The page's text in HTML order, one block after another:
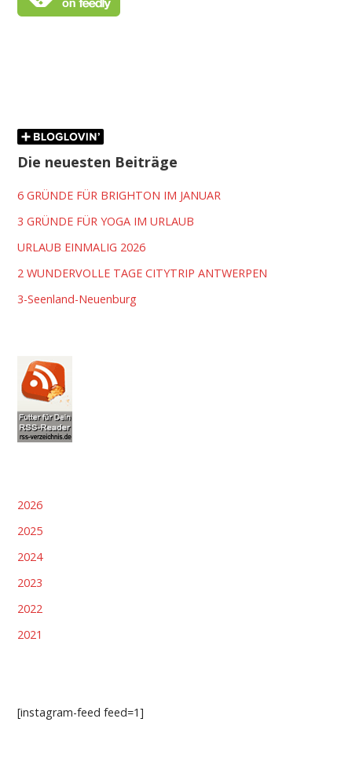
Die neuesten Beiträge
6 GRÜNDE FÜR BRIGHTON IM JANUAR
3 GRÜNDE FÜR YOGA IM URLAUB
URLAUB EINMALIG 2026
2 WUNDERVOLLE TAGE CITYTRIP ANTWERPEN
3-Seenland-Neuenburg
2026
2025
2024
2023
2022
2021
[instagram-feed feed=1]